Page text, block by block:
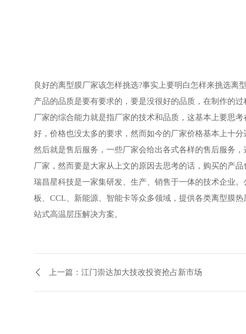
良好的离型膜厂家该怎样挑选?事实上要明白怎样来挑选离
产品的品质是要有要求的，要是没很好的品质，在制作的
厂家的综合能力就是指厂家的技术和品质，这基本上要思
好，价格也没太多的要求，然而如今的厂家价格基本上十
然后就是售后服务，一些厂家会给出各式各样的售后服务
厂家，然而要是大家从上文的原因去思考的话，购买的产
瑞昌星科技是一家集研发、生产、销售于一体的技术企业。
板、CCL 、新能源、智能卡等众多领域，提供各类离型膜
站式高温层压解决方案。
上一篇：江门崇达加大技改投资抢占新市场